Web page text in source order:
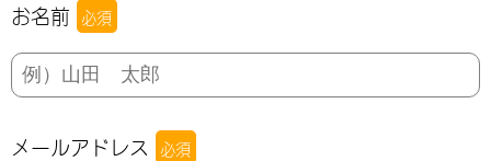
お名前 必須
メールアドレス 必須